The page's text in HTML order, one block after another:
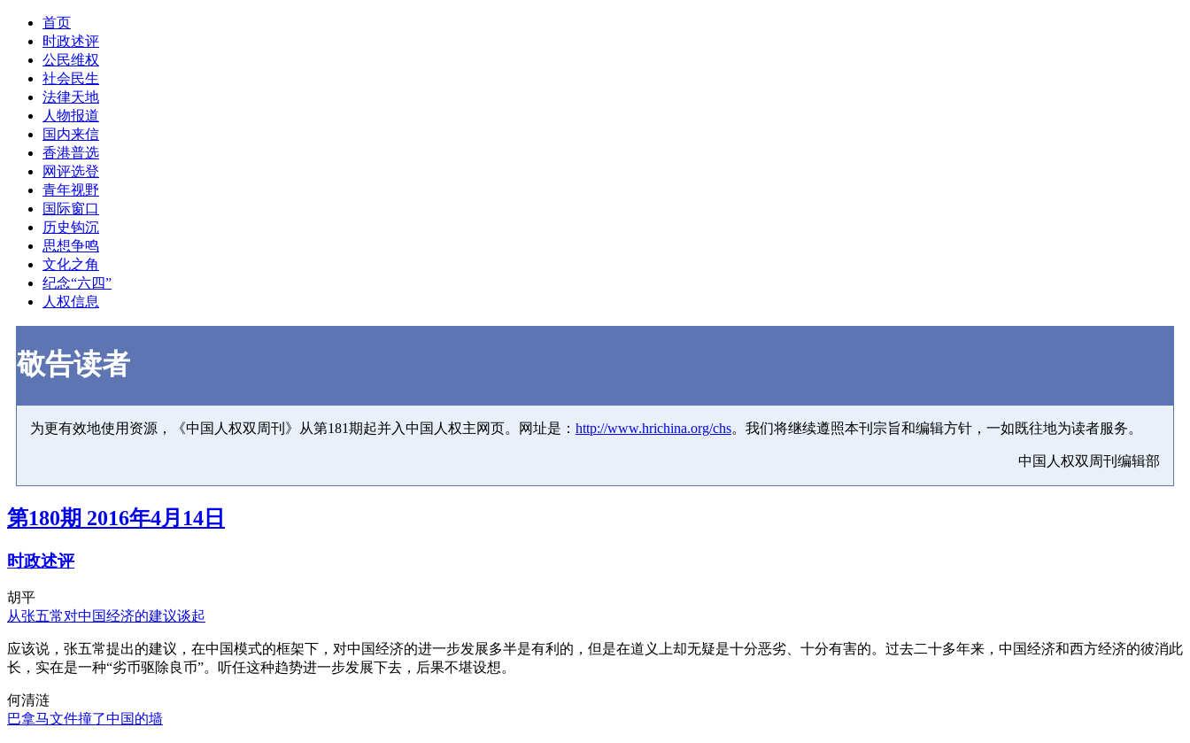
首页
时政述评
公民维权
社会民生
法律天地
人物报道
国内来信
香港普选
网评选登
青年视野
国际窗口
历史钩沉
思想争鸣
文化之角
纪念“六四”
人权信息
敬告读者
为更有效地使用资源，《中国人权双周刊》从第181期起并入中国人权主网页。网址是： http://www.hrichina.org/chs。我们将继续遵照本刊宗旨和编辑方针，一如既往地为读者服务。
中国人权双周刊编辑部
第180期 2016年4月14日
时政述评
胡平
从张五常对中国经济的建议谈起
应该说，张五常提出的建议，在中国模式的框架下，对中国经济的进一步发展多半是有利的，但是在道义上却无疑是十分恶劣、十分有害的。过去二十多年来，中国经济和西方经济的彼消此
长，实在是一种“劣币驱除良币”。听任这种趋势进一步发展下去，后果不堪设想。
何清涟
巴拿马文件撞了中国的墙